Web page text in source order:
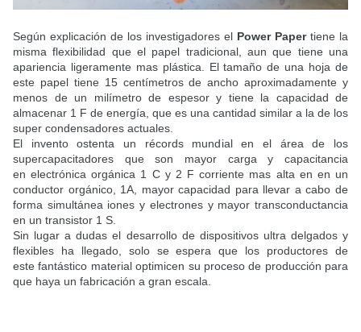
Según explicación de los investigadores el Power Papertiene la
misma flexibilidad que el papel tradicional, aun que tiene una
apariencia ligeramente mas plástica. El tamaño de una hoja de
este papel tiene 15 centímetros de ancho aproximadamente y
menos de un milímetro de espesor y tiene la capacidad de
almacenar 1 F de energía, que es una cantidad similar a la de los
super condensadores actuales.
El invento ostenta un récords mundial en el área de los
supercapacitadores que son mayor carga y capacitancia
en electrónica orgánica 1 C y 2 F corriente mas alta en en un
conductor orgánico, 1A, mayor capacidad para llevar a cabo de
forma simultánea iones y electrones y mayor transconductancia
en un transistor 1 S.
Sin lugar a dudas el desarrollo de dispositivos ultra delgados y
flexibles ha llegado, solo se espera que los productores de
este fantástico material optimicen su proceso de producción para
que haya un fabricación a gran escala.